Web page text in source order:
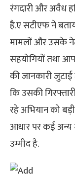
रंगदारी और अवैध
है.ए सटीएफ ने
मामलों और उसके
सहयोगियों तथा
की जानकारी
कि उसकी
रहे अभियान को
आधार पर कई अन्य
उम्मीद है.